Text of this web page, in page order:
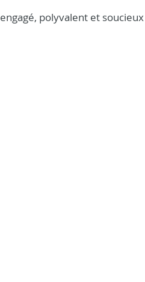
engagé, polyvalent et